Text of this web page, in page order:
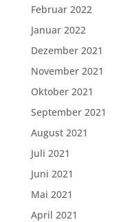
Februar 2022
Januar 2022
Dezember 2021
November 2021
Oktober 2021
September 2021
August 2021
Juli 2021
Juni 2021
Mai 2021
April 2021